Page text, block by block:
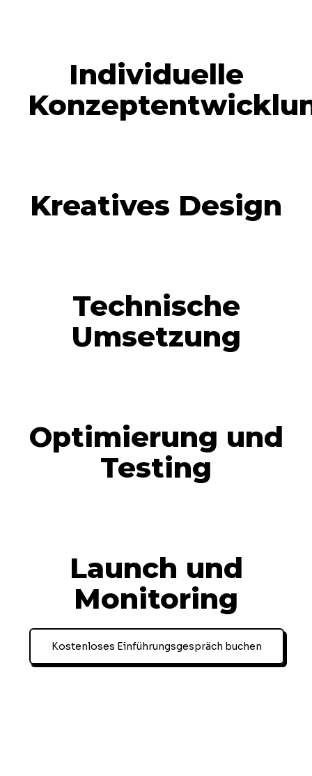
Individuelle
Kreatives Design
Technische
Umsetzung
Optimierung und
Testing
Launch und
Monitoring
Kostenloses Einführungsgespräch buchen